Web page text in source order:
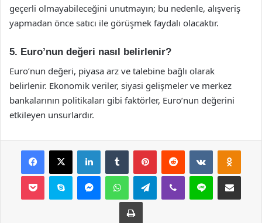
geçerli olmayabileceğini unutmayın; bu nedenle, alışveriş
yapmadan önce satıcı ile görüşmek faydalı olacaktır.
5. Euro’nun değeri nasıl belirlenir?
Euro’nun değeri, piyasa arz ve talebine bağlı olarak
belirlenir. Ekonomik veriler, siyasi gelişmeler ve merkez
bankalarının politikaları gibi faktörler, Euro’nun değerini
etkileyen unsurlardır.
Facebook
X LinkedInTumblr PinterestReddit VKontakte
Pocket Skype MessengerWhatsAppTelegramViber Line E-Posta ile
Yazdır